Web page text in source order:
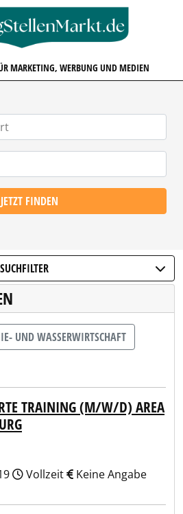
MARKETING, WERBUNG UND MEDIEN
JETZT FINDEN
SUCHFILTER
UND WASSERWIRTSCHAFT
TRAINING (M/W/D) AREA
Vollzeit Keine Angabe